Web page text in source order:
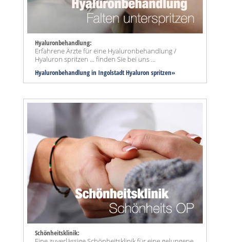
Hyaluronbehandlung:
Erfahrene Ärzte für eine Hyaluronbehandlung /
Hyaluron spritzen ... finden Sie bei uns ...
Hyaluronbehandlung in Ingolstadt Hyaluron spritzen»
Schönheitsklinik: